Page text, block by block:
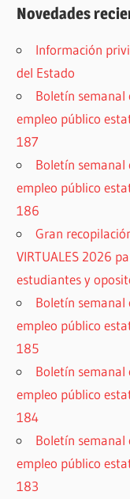
Novedades
Información
del Estado
Boletín
empleo público
187
Boletín
empleo público
186
Gran
VIRTUALES 2026
estudiantes y
Boletín
empleo público
185
Boletín
empleo público
184
Boletín
empleo público
183